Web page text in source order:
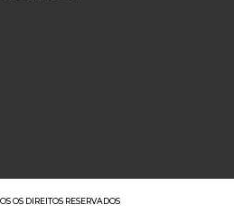
OS DIREITOS RESERVADOS